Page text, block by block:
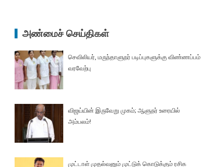
அண்மைச் செய்திகள்
செவிலியர், மருந்தாளுநர் படிப்புகளுக்கு விண்ணப்பம்
வரவேற்பு
விஜய்யின் இருவேறு முகம்; ஆளுநர் உரையில்
அம்பலம்!
முட்டாள் முதல்வனும் முட்டுக் கொடுக்கும் ரசிக